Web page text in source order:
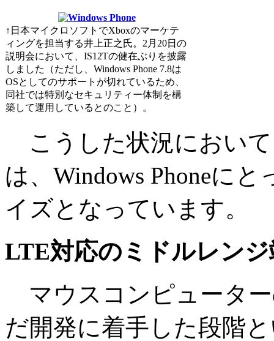
↑日本マイクロソフトでXboxのマーケテ
ィングを担当する井上正之氏。2月20日の
説明会において、IS12Tの健在ぶりを披露
しました（ただし、Windows Phone 7.8は
OSとしてのサポートが切れているため、
同社では特別なセキュリティー体制を構
築して運用しているとのこと）。
こうした状況におい
は、Windows Phoneに
イズとなっています。
LTE対応のミドルレン
マウスコンピューター
だ開発に着手した段階